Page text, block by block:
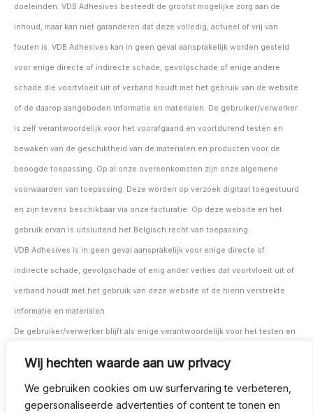
Wij hechten waarde aan uw privacy
We gebruiken cookies om uw surfervaring te verbeteren,
gepersonaliseerde advertenties of content te tonen en
doeleinden. VDB Adhesives besteedt de grootst mogelijke zorg aan de
inhoud, maar kan niet garanderen dat deze volledig, actueel of vrij van
fouten is. VDB Adhesives kan in geen geval aansprakelijk worden gesteld
voor enige directe of indirecte schade, gevolgschade of enige andere
schade die voortvloeit uit of verband houdt met het gebruik van de website
of de daarop aangeboden informatie en materialen. De gebruiker/verwerker
is zelf verantwoordelijk voor het voorafgaand en voortdurend testen en
bewaken van de geschiktheid van de materialen en producten voor de
beoogde toepassing. Op al onze overeenkomsten zijn onze algemene
voorwaarden van toepassing. Deze worden op verzoek digitaal toegestuurd
en zijn tevens beschikbaar via onze facturatie. Op deze website en het
gebruik ervan is uitsluitend het Belgisch recht van toepassing.
VDB Adhesives is in geen geval aansprakelijk voor enige directe of
indirecte schade, gevolgschade of enig ander verlies dat voortvloeit uit of
verband houdt met het gebruik van deze website of de hierin verstrekte
informatie en materialen.
De gebruiker/verwerker blijft als enige verantwoordelijk voor het testen en
beoogde toepassing, zowel vóór als tijdens het gebruik.
Op al onze overeenkomsten zijn onze algemene voorwaarden van